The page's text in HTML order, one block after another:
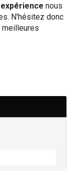
expérience nous
N'hésitez donc
meilleures